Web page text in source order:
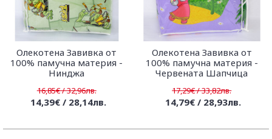
Олекотена Завивка от
100% памучна материя -
Нинджа
16,85€ / 32,96лв.
14,39€ / 28,14лв.
Олекотена Завивка от
100% памучна материя -
Червената Шапчица
17,29€ / 33,82лв.
14,79€ / 28,93лв.